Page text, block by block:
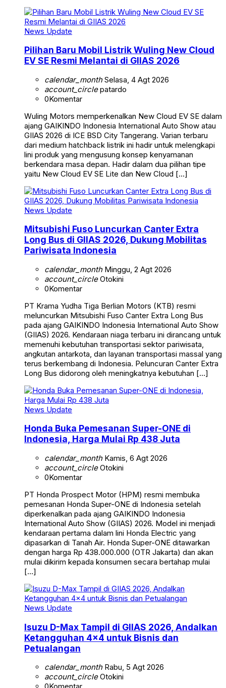
News Update
Pilihan Baru Mobil Listrik Wuling New Cloud
EV SE Resmi Melantai di GIIAS 2026
calendar_monthSelasa, 4 Agt 2026
account_circlepatardo
0Komentar
Wuling Motors memperkenalkan New Cloud EV SE dalam
ajang GAIKINDO Indonesia International Auto Show atau
GIIAS 2026 di ICE BSD City Tangerang. Varian terbaru
dari medium hatchback listrik ini hadir untuk melengkapi
lini produk yang mengusung konsep kenyamanan
berkendara masa depan. Hadir dalam dua pilihan tipe
yaitu New Cloud EV SE Lite dan New Cloud […]
News Update
Mitsubishi Fuso Luncurkan Canter Extra
Long Bus di GIIAS 2026, Dukung Mobilitas
Pariwisata Indonesia
calendar_monthMinggu, 2 Agt 2026
account_circleOtokini
0Komentar
PT Krama Yudha Tiga Berlian Motors (KTB) resmi
meluncurkan Mitsubishi Fuso Canter Extra Long Bus
pada ajang GAIKINDO Indonesia International Auto Show
(GIIAS) 2026. Kendaraan niaga terbaru ini dirancang untuk
memenuhi kebutuhan transportasi sektor pariwisata,
angkutan antarkota, dan layanan transportasi massal yang
terus berkembang di Indonesia. Peluncuran Canter Extra
Long Bus didorong oleh meningkatnya kebutuhan […]
News Update
Honda Buka Pemesanan Super-ONE di
Indonesia, Harga Mulai Rp 438 Juta
calendar_monthKamis, 6 Agt 2026
account_circleOtokini
0Komentar
PT Honda Prospect Motor (HPM) resmi membuka
pemesanan Honda Super-ONE di Indonesia setelah
diperkenalkan pada ajang GAIKINDO Indonesia
International Auto Show (GIIAS) 2026. Model ini menjadi
kendaraan pertama dalam lini Honda Electric yang
dipasarkan di Tanah Air. Honda Super-ONE ditawarkan
dengan harga Rp 438.000.000 (OTR Jakarta) dan akan
mulai dikirim kepada konsumen secara bertahap mulai
[…]
News Update
Isuzu D-Max Tampil di GIIAS 2026, Andalkan
Ketangguhan 4×4 untuk Bisnis dan
Petualangan
calendar_monthRabu, 5 Agt 2026
account_circleOtokini